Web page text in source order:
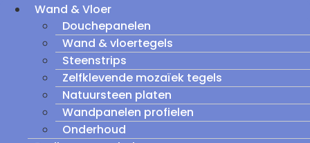
Wand & Vloer
Douchepanelen
Wand & vloertegels
Steenstrips
Zelfklevende mozaïek tegels
Natuursteen platen
Wandpanelen profielen
Onderhoud